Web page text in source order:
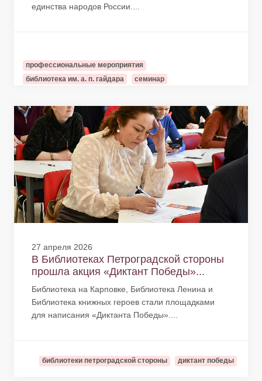
единства народов России....
профессиональные мероприятия
библиотека им. а. п. гайдара
семинар
27 апреля 2026
В Библиотеках Петроградской стороны
прошла акция «Диктант Победы»...
Библиотека на Карповке, Библиотека Ленина и
Библиотека книжных героев стали площадками
для написания «Диктанта Победы»....
библиотеки петроградской стороны диктант победы